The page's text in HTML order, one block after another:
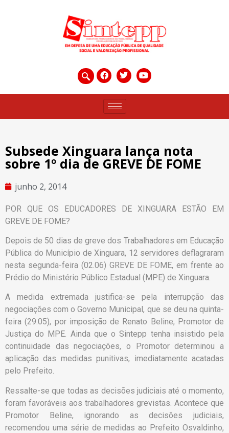
Subsede Xinguara lança nota
sobre 1º dia de GREVE DE FOME
junho 2, 2014
POR QUE OS EDUCADORES DE XINGUARA ESTÃO EM
GREVE DE FOME?
Depois de 50 dias de greve dos Trabalhadores em Educação
Pública do Município de Xinguara, 12 servidores deflagraram
nesta segunda-feira (02.06) GREVE DE FOME, em frente ao
Prédio do Ministério Público Estadual (MPE) de Xinguara.
A medida extremada justifica-se pela interrupção das
negociações com o Governo Municipal, que se deu na quinta-
feira (29.05), por imposição de Renato Beline, Promotor de
Justiça do MPE. Ainda que o Sintepp tenha insistido pela
continuidade das negociações, o Promotor determinou a
aplicação das medidas punitivas, imediatamente acatadas
pelo Prefeito.
Ressalte-se que todas as decisões judiciais até o momento,
foram favoráveis aos trabalhadores grevistas. Acontece que
Promotor Beline, ignorando as decisões judiciais,
recomendou uma série de medidas ao Prefeito Osvaldinho,